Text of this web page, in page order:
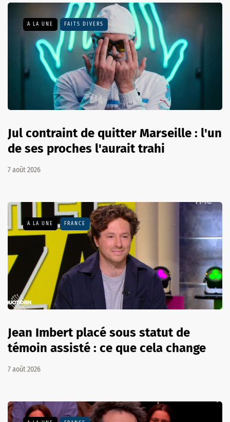
A LA UNE FAITS DIVERS
Jul contraint de quitter Marseille : l'un
de ses proches l'aurait trahi
7 août 2026
A LA UNE FRANCE
Jean Imbert placé sous statut de
témoin assisté : ce que cela change
7 août 2026